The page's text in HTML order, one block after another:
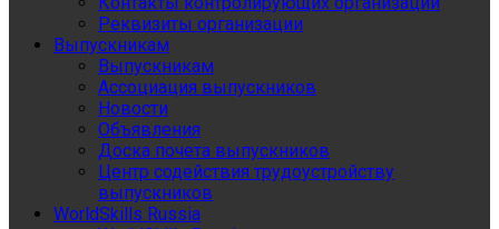
Реквизиты организации
Выпускникам
Выпускникам
Ассоциация выпускников
Новости
Объявления
Доска почета выпускников
Центр содействия трудоустройству
выпускников
WorldSkills Russia